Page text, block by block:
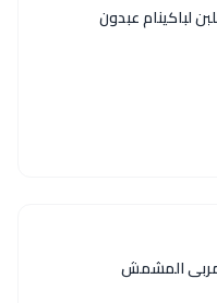
لباكينام عبدون
المشمش